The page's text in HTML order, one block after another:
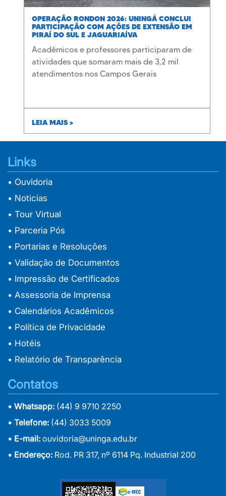
OPERAÇÃO RONDON 2026: UNINGÁ CONCLUI
PARTICIPAÇÃO COM AÇÕES DE EXTENSÃO EM
PIRAÍ DO SUL E JAGUARIAÍVA
Acadêmicos e professores participaram de
atividades que somaram mais de 3,2 mil
atendimentos nos Campos Gerais
LEIA MAIS >
Links
• Ouvidoria
• Noticias
• Tour Virtual
• Parceria Pós
• Portarias e Resoluções
• Validação de Documentos
• Impressão de Certificados
• Assessoria de Imprensa
• Calendários Acadêmicos
• Política de Privacidade
• Hotéis
• Relatório de Transparência
Contatos
• Whatsapp: (44) 9 9710 2250
• Telefone: (44) 3033 5009
• E-mail: ouvidoria@uninga.edu.br
• Endereço: Rod. PR 317, nº 6114 Pq. Industrial 200